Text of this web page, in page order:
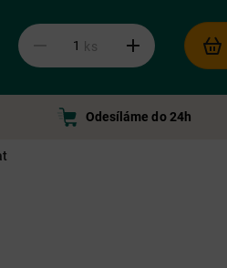
ks
Odesíláme do 24h